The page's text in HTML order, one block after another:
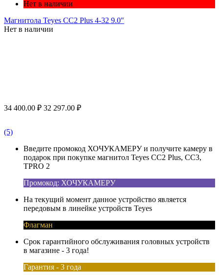
Нет в наличии
Магнитола Teyes CC2 Plus 4-32 9.0"
Нет в наличии
34 400.00 ₽ 32 297.00 ₽
(5)
Введите промокод ХОЧУКАМЕРУ и получите камеру в
подарок при покупке магнитол Teyes CC2 Plus, CC3,
TPRO 2
Промокод: ХОЧУКАМЕРУ
На текущий момент данное устройство является
передовым в линейке устройств Teyes
Флагман
Срок гарантийного обслуживания головных устройств
в магазине - 3 года!
Гарантия - 3 года